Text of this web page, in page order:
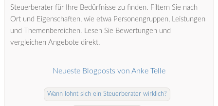
Steuerberater für Ihre Bedürfnisse zu finden. Filtern Sie nach
Ort und Eigenschaften, wie etwa Personengruppen, Leistungen
und Themenbereichen. Lesen Sie Bewertungen und
vergleichen Angebote direkt.
Neueste Blogposts von Anke Telle
Wann lohnt sich ein Steuerberater wirklich?